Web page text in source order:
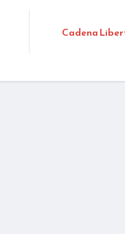
Cadena